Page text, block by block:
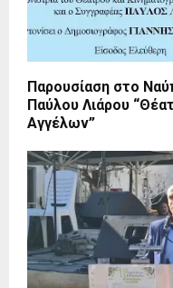
Παρουσίαση στο
Παύλου Λιάρου
Αγγέλων”